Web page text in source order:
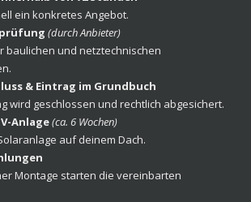
ein konkretes Angebot.
(durch Anbieter)
baulichen und netztechnischen
& Eintrag im Grundbuch
wird geschlossen und rechtlich abgesichert.
Anlage(ca. 6 Wochen)
auf deinem Dach.
Montage starten die vereinbarten